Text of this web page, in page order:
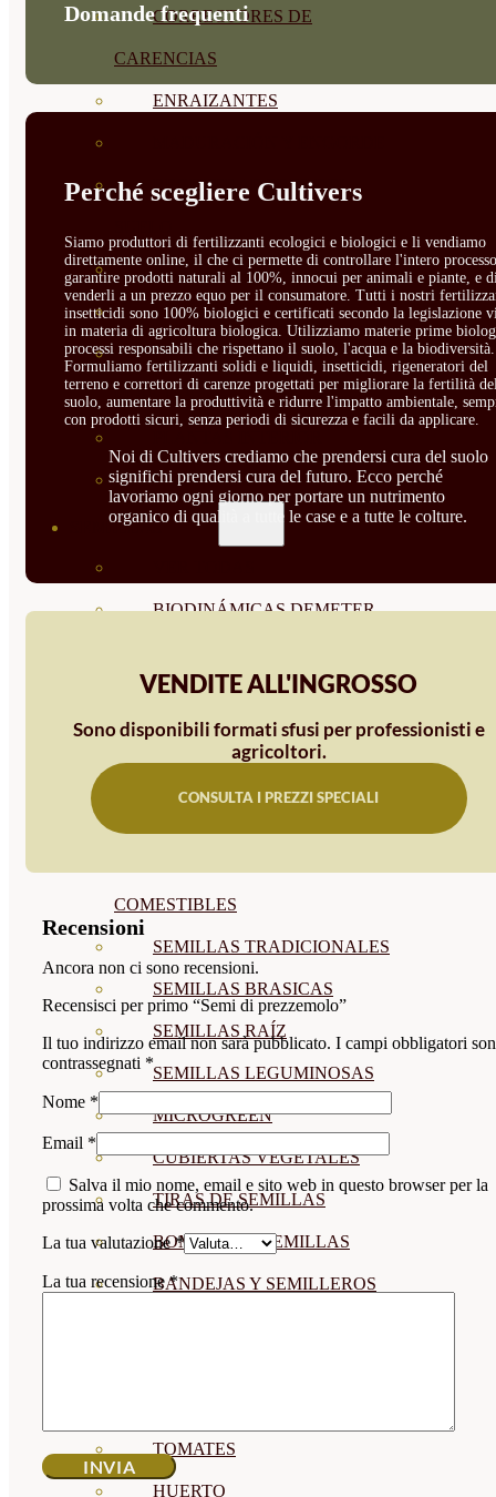
CORRECTORES DE
CARENCIAS
ENRAIZANTES
REGENERADORES DEL
ÁCIDOS HÚMICOS
MATERIAS PRIMAS
PROTECCIÓN CULTIVOS Y
PLANTAS
GROWPUNCH
SEMILLAS
BIODINÁMICAS DEMETER
SEMILLAS HORTALIZA DE
HOJA
COMESTIBLES
SEMILLAS TRADICIONALES
SEMILLAS BRASICAS
SEMILLAS RAÍZ
SEMILLAS LEGUMINOSAS
MICROGREEN
CUBIERTAS VEGETALES
TIRAS DE SEMILLAS
BOMBAS DE SEMILLAS
BANDEJAS Y SEMILLEROS
TOMATES
HUERTO
Domande frequenti
Perché scegliere Cultivers
Siamo produttori di fertilizzanti ecologici e biologici e li vendiamo
direttamente online, il che ci permette di controllare l'intero
garantire prodotti naturali al 100%, innocui per animali e piante, e
venderli a un prezzo equo per il consumatore. Tutti i nostri
insetticidi sono 100% biologici e certificati secondo la legislazione
in materia di agricoltura biologica. Utilizziamo materie prime
processi responsabili che rispettano il suolo, l'acqua e la biodiversità.
Formuliamo fertilizzanti solidi e liquidi, insetticidi, rigeneratori del
terreno e correttori di carenze progettati per migliorare la fertilità
suolo, aumentare la produttività e ridurre l'impatto ambientale,
con prodotti sicuri, senza periodi di sicurezza e facili da applicare.
Noi di Cultivers crediamo che prendersi cura del suolo
significhi prendersi cura del futuro. Ecco perché
lavoriamo ogni giorno per portare un nutrimento
organico di qualità a tutte le case e a tutte le colture.
VENDITE ALL'INGROSSO
Sono disponibili formati sfusi per professionisti e
agricoltori.
CONSULTA I PREZZI SPECIALI
Recensioni
Ancora non ci sono recensioni.
Recensisci per primo “Semi di prezzemolo”
Il tuo indirizzo email non sarà pubblicato. I campi obbligatori
contrassegnati *
Nome *
Email *
Salva il mio nome, email e sito web in questo browser per la
prossima volta che commento.
La tua valutazione*
La tua recensione*